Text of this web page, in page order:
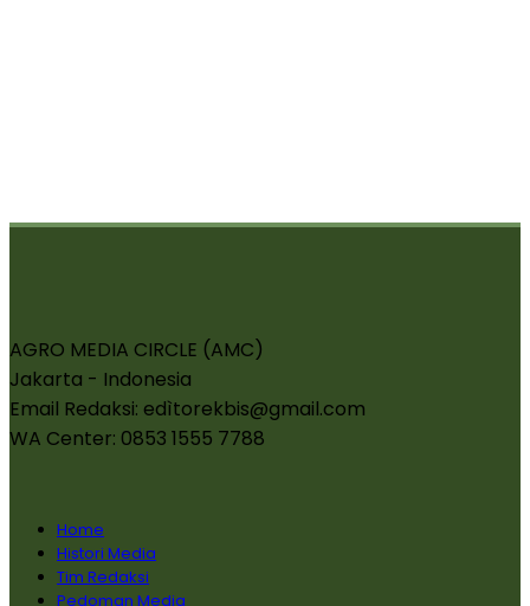
AGRO MEDIA CIRCLE (AMC)
Jakarta - Indonesia
Email Redaksi: edìtorekbis@gmail.com
WA Center: 0853 1555 7788
Home
Histori Media
Tim Redaksi
Pedoman Media